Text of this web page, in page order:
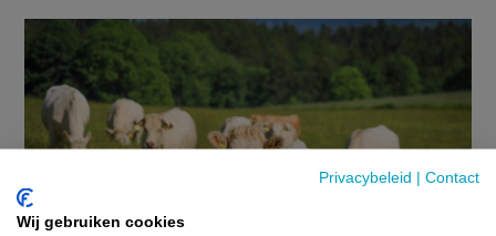
Privacybeleid | Contact
Wij gebruiken cookies